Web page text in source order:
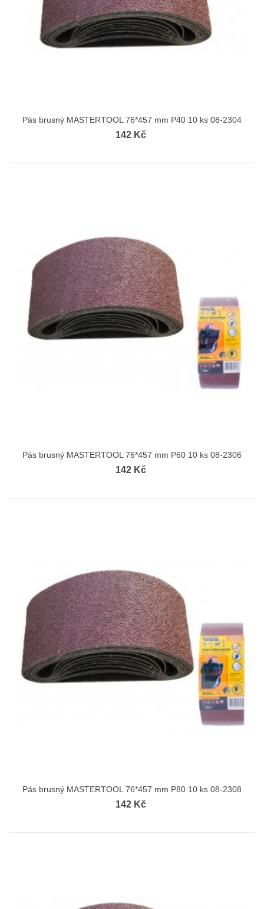
Pás brusný MASTERTOOL 76*457 mm P40 10 ks 08-2304
142 Kč
Pás brusný MASTERTOOL 76*457 mm P60 10 ks 08-2306
142 Kč
Pás brusný MASTERTOOL 76*457 mm P80 10 ks 08-2308
142 Kč